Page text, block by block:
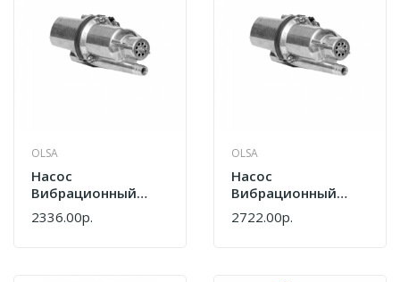
OLSA
Насос
Вибрационный
Olsa Ручеёк-1 15м
2336.00р.
OLSA
Насос
Вибрационный
Olsa Ручеёк-1 25м
2722.00р.